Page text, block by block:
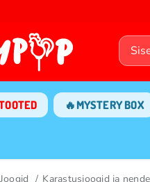
🔥MYSTERY BOX
Joogid Karastusjoogid ja